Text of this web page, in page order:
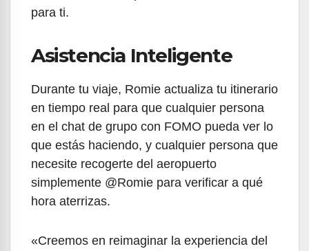
para ti.
Asistencia Inteligente
Durante tu viaje, Romie actualiza tu itinerario
en tiempo real para que cualquier persona
en el chat de grupo con FOMO pueda ver lo
que estás haciendo, y cualquier persona que
necesite recogerte del aeropuerto
simplemente @Romie para verificar a qué
hora aterrizas.
«Creemos en reimaginar la experiencia del